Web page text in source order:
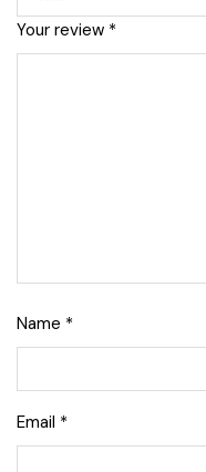
Your review *
Name *
Email *